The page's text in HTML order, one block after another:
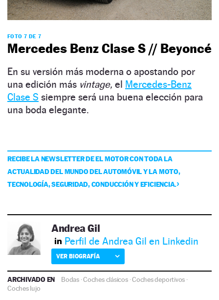
FOTO 7 DE 7
Mercedes Benz Clase S // Beyoncé
En su versión más moderna o apostando por
una edición más vintage, el Mercedes-Benz
Clase S siempre será una buena elección para
una boda elegante.
RECIBE LA NEWSLETTER DE EL MOTOR CON TODA LA
ACTUALIDAD DEL MUNDO DEL AUTOMÓVIL Y LA MOTO,
TECNOLOGÍA, SEGURIDAD, CONDUCCIÓN Y EFICIENCIA.
Andrea Gil
Perfil de Andrea Gil en Linkedin
VER BIOGRAFÍA
ARCHIVADO EN Bodas·Coches clásicos·Coches deportivos ·
Coches lujo